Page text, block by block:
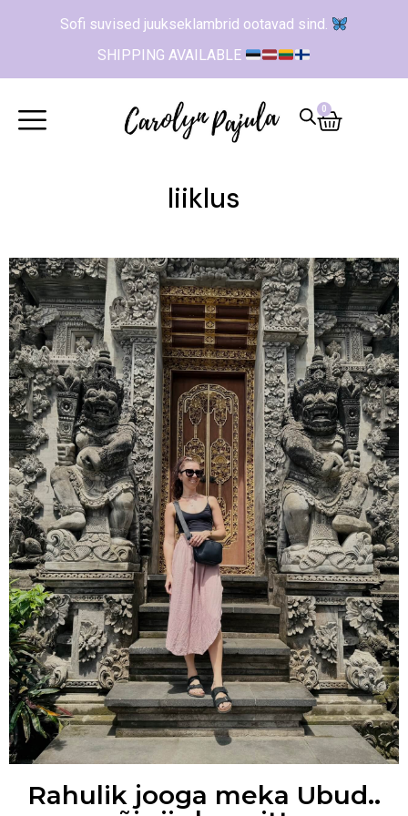
Sofi suvised juukseklambrid ootavad sind.
SHIPPING AVAILABLE
0
liiklus
Rahulik jooga meka Ubud..